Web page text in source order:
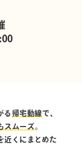
る 帰宅動線で、
スムーズ。
近くにまとめた